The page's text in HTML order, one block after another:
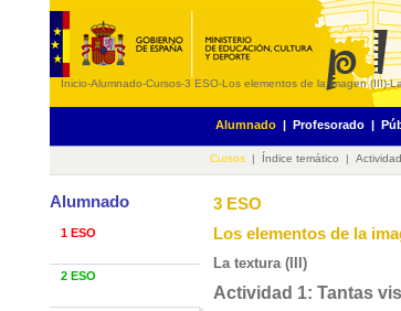
Inicio-Alumnado-Cursos-3 ESO-Los elementos de la imagen (III)-
Alumnado | Profesorado |
Cursos | Índice temático |
Alumnado
1 ESO
2 ESO
3 ESO
Los elementos de la
La textura (III)
Actividad 1: Tantas